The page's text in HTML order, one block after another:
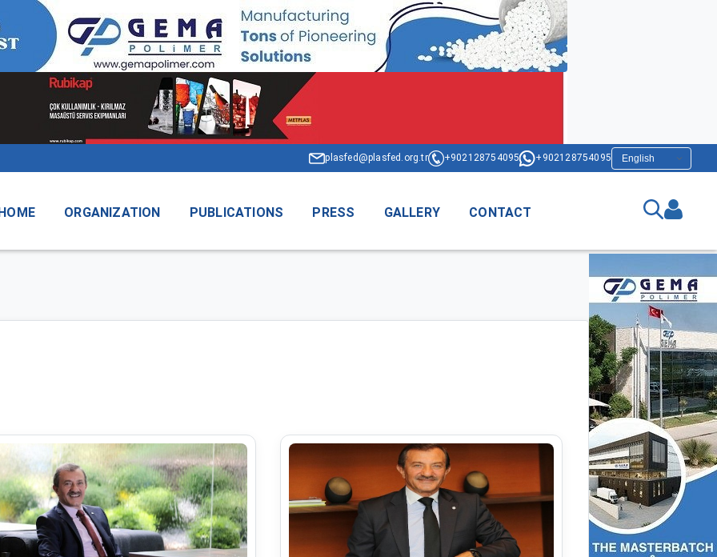
plasfed@plasfed.org.tr +902128754095 +902128754095
ORGANIZATION PUBLICATIONS PRESS GALLERY CONTACT